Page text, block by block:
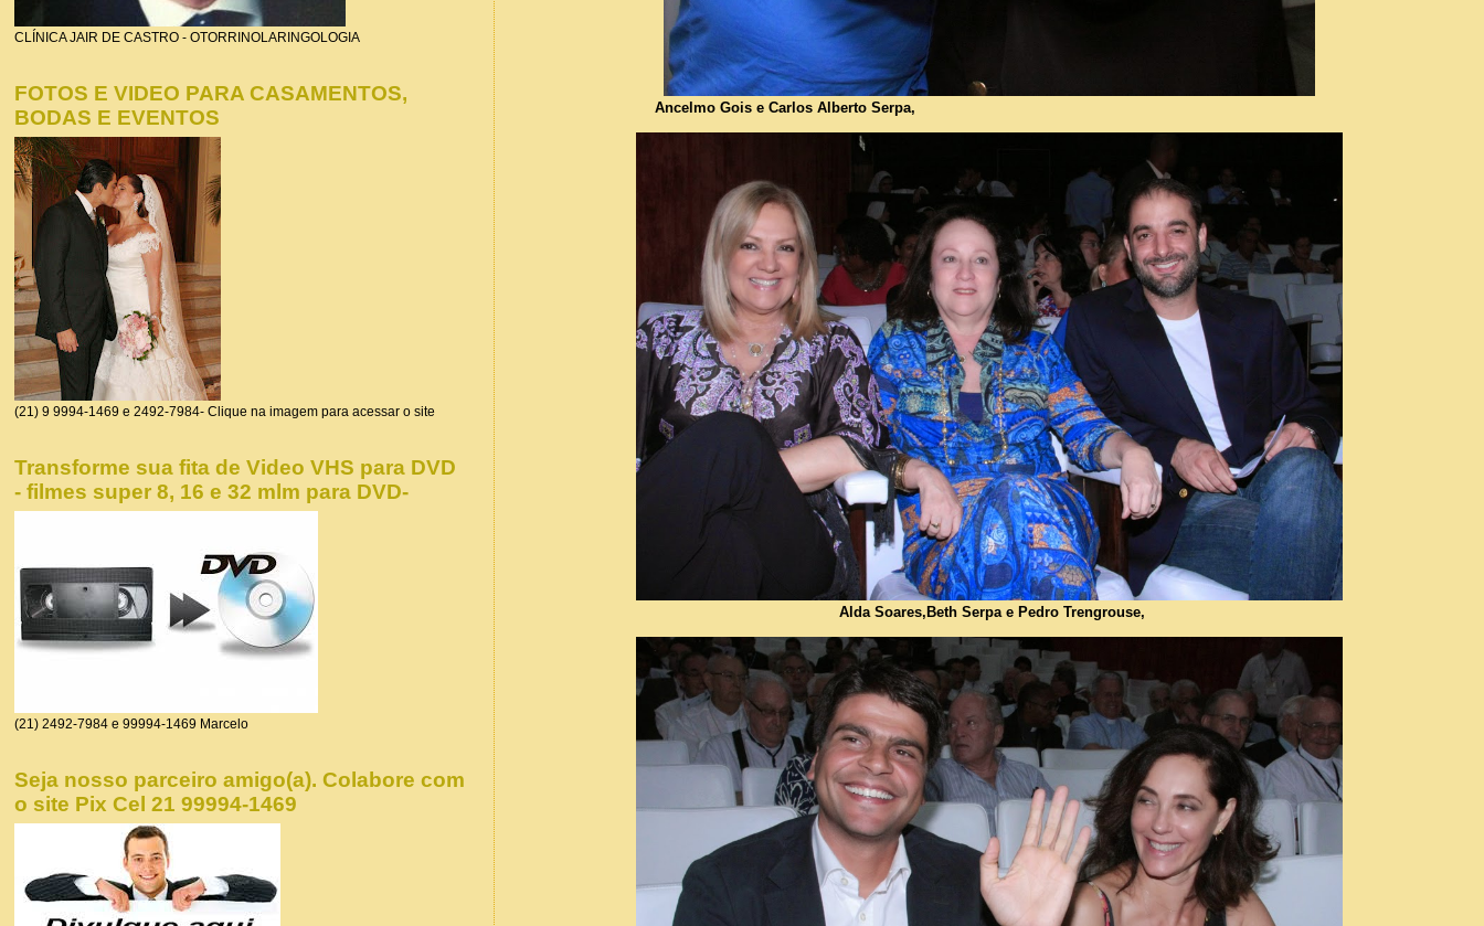
Ancelmo Gois e Carlos Alberto Serpa,
Alda Soares,Beth Serpa e Pedro Trengrouse,
CLÍNICA JAIR DE CASTRO - OTORRINOLARINGOLOGIA
FOTOS E VIDEO PARA CASAMENTOS,
BODAS E EVENTOS
(21) 9 9994-1469 e 2492-7984- Clique na imagem para acessar o site
Transforme sua fita de Video VHS para DVD
- filmes super 8, 16 e 32 mlm para DVD-
(21) 2492-7984 e 99994-1469 Marcelo
Seja nosso parceiro amigo(a). Colabore com
o site Pix Cel 21 99994-1469